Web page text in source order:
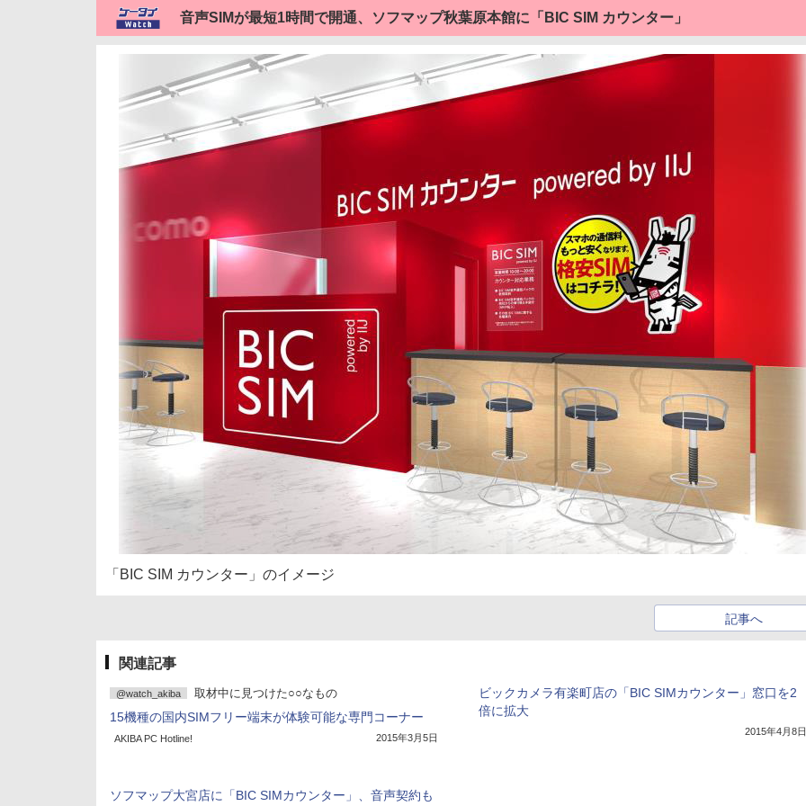
音声SIMが最短1時間で開通、ソフマップ秋葉原本館に「BIC SIM カウンター」
「BIC SIM カウンター」のイメージ
記事へ
関連記事
@watch_akiba 取材中に見つけた○○なもの
15機種の国内SIMフリー端末が体験可能な専門コーナー
AKIBA PC Hotline! 2015年3月5日
ビックカメラ有楽町店の「BIC SIMカウンター」窓口を2
倍に拡大
2015年4月8日
ソフマップ大宮店に「BIC SIMカウンター」、音声契約も